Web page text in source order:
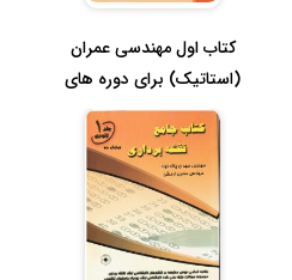
کتاب اول مهندسی عمران
(استاتیک) برای دوره های
کاردانی